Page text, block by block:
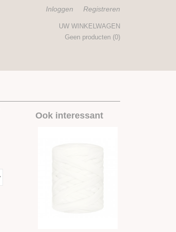
Inloggen Registreren
UW WINKELWAGEN
Geen producten (0)
Ook interessant